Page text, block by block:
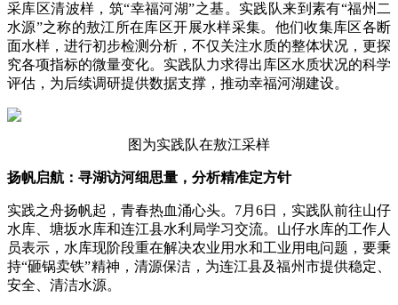
采库区清波样，筑“幸福河湖”之基。实践队来到素有“福州二
水源”之称的敖江所在库区开展水样采集。他们收集库区各断
面水样，进行初步检测分析，不仅关注水质的整体状况，更探
究各项指标的微量变化。实践队力求得出库区水质状况的科学
评估，为后续调研提供数据支撑，推动幸福河湖建设。
图为实践队在敖江采样
扬帆启航：寻湖访河细思量，分析精准定方针
实践之舟扬帆起，青春热血涌心头。7月6日，实践队前往山仔
水库、塘坂水库和连江县水利局学习交流。山仔水库的工作人
员表示，水库现阶段重在解决农业用水和工业用电问题，要秉
持“砸锅卖铁”精神，清源保洁，为连江县及福州市提供稳定、
安全、清洁水源。